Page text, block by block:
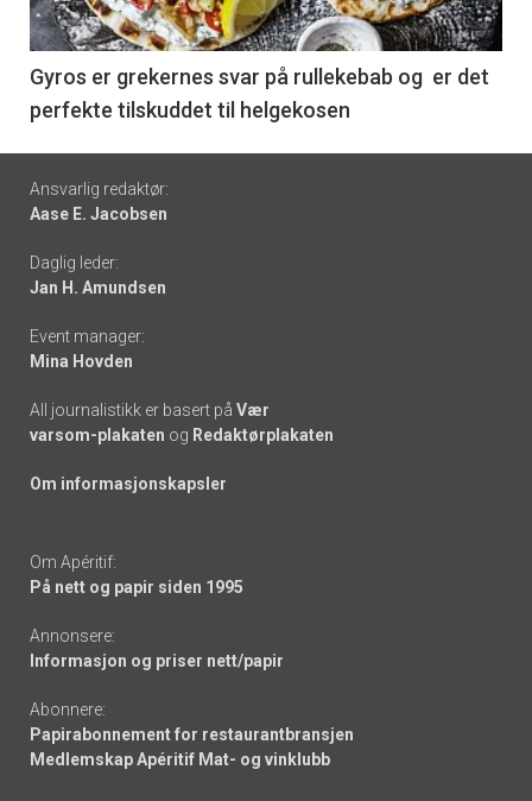
-
6
Gyros er grekernes svar på rullekebab og er det
perfekte tilskuddet til helgekosen
Footer
-
links
Ansvarlig redaktør:
Aase E. Jacobsen
Daglig leder:
Jan H. Amundsen
Event manager:
Mina Hovden
All journalistikk er basert på Vær
varsom-plakaten og Redaktørplakaten
Om informasjonskapsler
Om Apéritif:
På nett og papir siden 1995
Annonsere:
Informasjon og priser nett/papir
Abonnere:
Papirabonnement for restaurantbransjen
Medlemskap Apéritif Mat- og vinklubb